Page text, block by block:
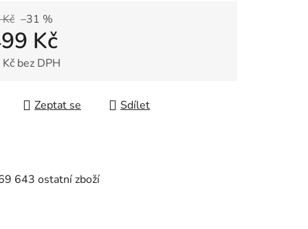
–31 %
Kč
bez DPH
Zeptat se
Sdílet
643 ostatní zboží